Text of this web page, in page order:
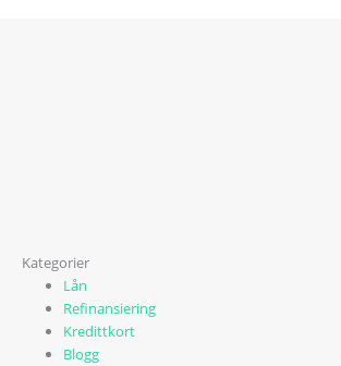
Kategorier
Lån
Refinansiering
Kredittkort
Blogg